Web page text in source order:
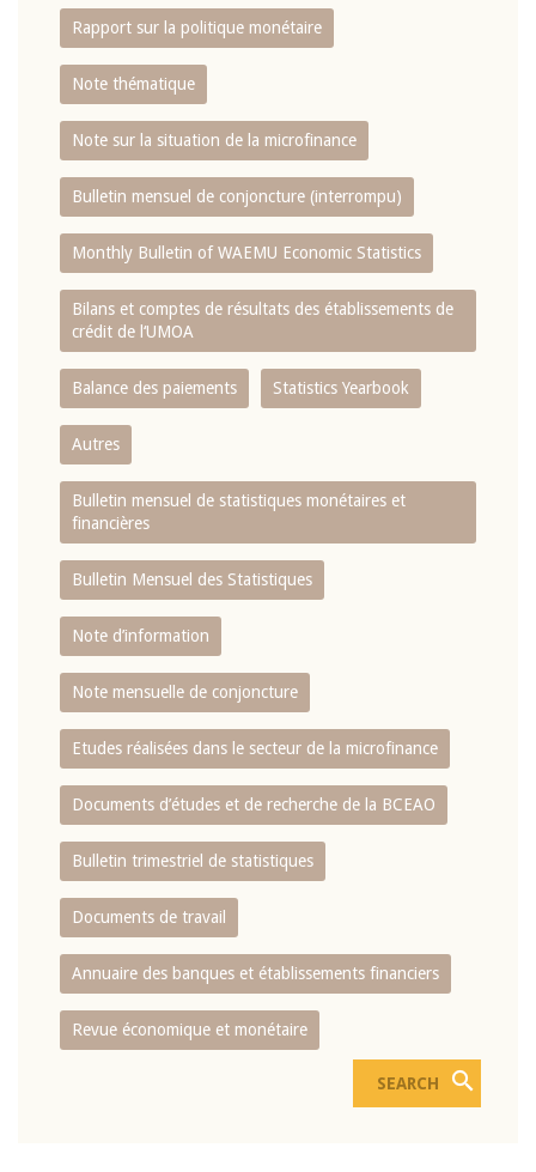
Rapport sur la politique monétaire
Note thématique
Note sur la situation de la microfinance
Bulletin mensuel de conjoncture (interrompu)
Monthly Bulletin of WAEMU Economic Statistics
Bilans et comptes de résultats des établissements de
crédit de l‘UMOA
Balance des paiements Statistics Yearbook
Autres
Bulletin mensuel de statistiques monétaires et
financières
Bulletin Mensuel des Statistiques
Note d’information
Note mensuelle de conjoncture
Etudes réalisées dans le secteur de la microfinance
Documents d’études et de recherche de la BCEAO
Bulletin trimestriel de statistiques
Documents de travail
Annuaire des banques et établissements financiers
Revue économique et monétaire